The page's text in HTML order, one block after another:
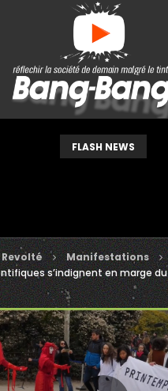
FLASH NEWS
Revolté Manifestations
s’indignent en marge
VEUILLEZ